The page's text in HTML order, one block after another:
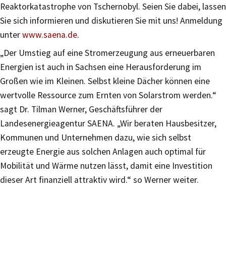
Reaktorkatastrophe von Tschernobyl. Seien Sie dabei, lassen
Sie sich informieren und diskutieren Sie mit uns! Anmeldung
unterwww.saena.de.
„Der Umstieg auf eine Stromerzeugung aus erneuerbaren
Energien ist auch in Sachsen eine Herausforderung im
Großen wie im Kleinen. Selbst kleine Dächer können eine
wertvolle Ressource zum Ernten von Solarstrom werden.“
sagt Dr. Tilman Werner, Geschäftsführer der
Landesenergieagentur SAENA. „Wir beraten Hausbesitzer,
Kommunen und Unternehmen dazu, wie sich selbst
erzeugte Energie aus solchen Anlagen auch optimal für
Mobilität und Wärme nutzen lässt, damit eine Investition
dieser Art finanziell attraktiv wird.“ so Werner weiter.